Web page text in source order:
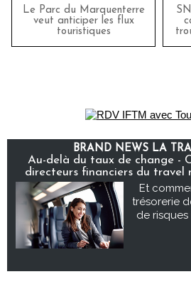
Le Parc du Marquenterre
veut anticiper les flux
touristiques
BRAND NEWS LA
Au-delà du taux de change -
directeurs financiers du travel
Et
trésorerie
de risques